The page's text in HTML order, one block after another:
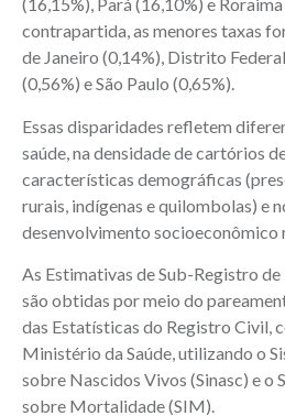
(16,15%), Pará (16,10%) e
contrapartida, as menores taxas
de Janeiro (0,14%), Distrito
(0,56%) e São Paulo (0,65%).
Essas disparidades refletem
saúde, na densidade de cartórios
características demográficas
rurais, indígenas e quilombolas) e
desenvolvimento socioeconômico
As Estimativas de Sub-Registro
são obtidas por meio do
das Estatísticas do Registro Civil,
Ministério da Saúde, utilizando o
sobre Nascidos Vivos (Sinasc) e o
sobre Mortalidade (SIM).